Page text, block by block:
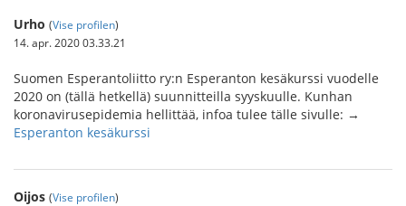
Urho (Vise profilen)
14. apr. 2020 03.33.21
Suomen Esperantoliitto ry:n Esperanton kesäkurssi vuodelle
2020 on (tällä hetkellä) suunnitteilla syyskuulle. Kunhan
koronavirusepidemia hellittää, infoa tulee tälle sivulle: →
Esperanton kesäkurssi
Oijos (Vise profilen)